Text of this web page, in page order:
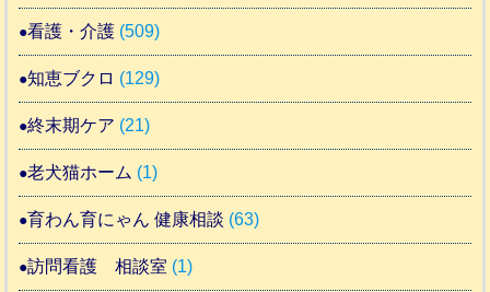
看護・介護 (509)
知恵ブクロ (129)
終末期ケア (21)
老犬猫ホーム (1)
育わん育にゃん 健康相談 (63)
訪問看護 相談室 (1)